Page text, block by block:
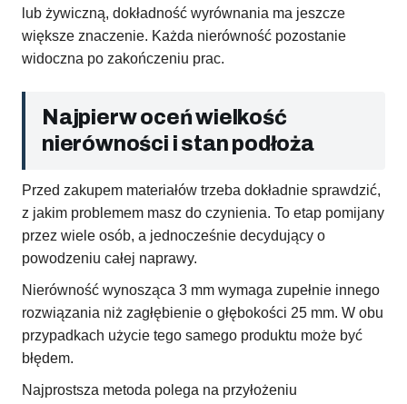
lub żywiczną, dokładność wyrównania ma jeszcze
większe znaczenie. Każda nierówność pozostanie
widoczna po zakończeniu prac.
Najpierw oceń wielkość
nierówności i stan podłoża
Przed zakupem materiałów trzeba dokładnie sprawdzić,
z jakim problemem masz do czynienia. To etap pomijany
przez wiele osób, a jednocześnie decydujący o
powodzeniu całej naprawy.
Nierówność wynosząca 3 mm wymaga zupełnie innego
rozwiązania niż zagłębienie o głębokości 25 mm. W obu
przypadkach użycie tego samego produktu może być
błędem.
Najprostsza metoda polega na przyłożeniu